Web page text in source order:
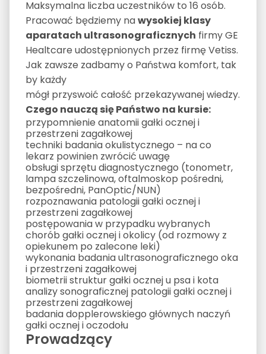
Maksymalna liczba uczestników to 16 osób.
Pracować będziemy nawysokiej klasy
aparatach ultrasonograficznych firmy GE
Healtcare udostępnionych przez firmę Vetiss.
Jak zawsze zadbamy o Państwa komfort, tak
by każdy
mógł przyswoić całość przekazywanej wiedzy.
Czego nauczą się Państwo na kursie:
przypomnienie anatomii gałki ocznej i
przestrzeni zagałkowej
techniki badania okulistycznego – na co
lekarz powinien zwrócić uwagę
obsługi sprzętu diagnostycznego (tonometr,
lampa szczelinowa, oftalmoskop pośredni,
bezpośredni, PanOptic/NUN)
rozpoznawania patologii gałki ocznej i
przestrzeni zagałkowej
postępowania w przypadku wybranych
chorób gałki ocznej i okolicy (od rozmowy z
opiekunem po zalecone leki)
wykonania badania ultrasonograficznego oka
i przestrzeni zagałkowej
biometrii struktur gałki ocznej u psa i kota
analizy sonograficznej patologii gałki ocznej i
przestrzeni zagałkowej
badania dopplerowskiego głównych naczyń
gałki ocznej i oczodołu
Prowadzący